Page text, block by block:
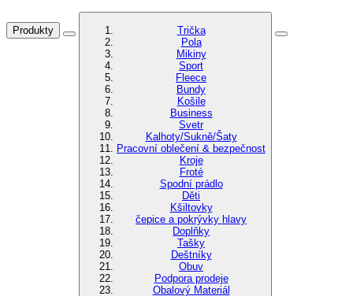
Produkty
Trička
Pola
Mikiny
Sport
Fleece
Bundy
Košile
Business
Svetr
Kalhoty/Sukně/Šaty
Pracovní oblečení & bezpečnost
Kroje
Froté
Spodní prádlo
Děti
Kšiltovky
čepice a pokrývky hlavy
Doplňky
Tašky
Deštníky
Obuv
Podpora prodeje
Obalový Materiál